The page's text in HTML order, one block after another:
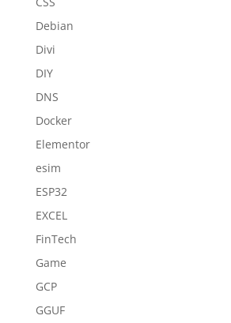
Debian
Divi
DIY
DNS
Docker
Elementor
esim
ESP32
EXCEL
FinTech
Game
GCP
GGUF